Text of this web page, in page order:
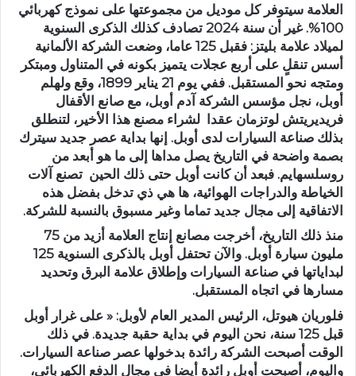
العلامة سيتوفر كل موديل من مجموعتها على نموذج كهربائي
100%. غير أن سنة 2024 تصادف كذلك الذكرى السنوية
لميلاد علامة بليتز: فقبل 125 عاما، وضعت الشركة الألمانية
أسس تنقلٍ على أربع عجلات يتميز بكونه في المتناول ومبتكر
ومتجه نحو المستقبل. ففي يوم 21 يناير 1899، وقع ولهلم
أوبل، نجل مؤسس الشركة آدم أوبل، مع صانع الأقفال
فريديريتش لوتزمان عقدا لشراء مصنع هذا الأخير، لتنطلق
بذلك صناعة السيارات لدى أوبل. إنها بداية عصر جديد سيترك
بصمة واضحة في التاريخ يصل مداها إلى ما هو أبعد من
روسلسهايم. فبعد أن كانت أوبل حتى ذلك الحين تصنع آلات
الخياطة والدراجات الهوائية، ها هي ذي تدخل بفضل هذه
الاتفاقية إلى مجال جديد تماما وغير مسبوق بالنسبة للشركة.
منذ ذلك التاريخ، أخرجت مصانع إنتاج العلامة أزيد من 75
مليون سيارة أوبل. والآن تحتفل أوبل بالذكرى السنوية 125
لبداياتها في صناعة السيارات وإطلاق علامة البرق وتحديد
مسارها في اتجاه المستقبل.
فلوريان هيوتل، الرئيس المدير العام لأوبل: « على غرار أوبل
قبل 125 سنة، نحن اليوم في بداية حقبة جديدة. في ذلك
الوقت أصبحت الشركة رائدة بدخولها عصر صناعة السيارات.
واليوم، أصبحت أوبل رائدة أيضا في مجال الدفع الكهربائي،